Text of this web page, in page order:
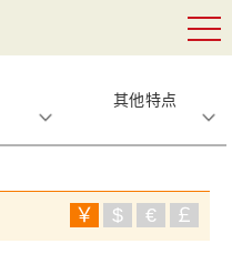
其他特点
￥ $ € ￡